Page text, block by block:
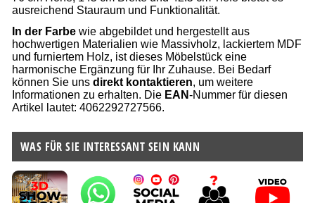
ausreichend Stauraum und Funktionalität.
In der Farbe wie abgebildet und hergestellt aus
hochwertigen Materialien wie Massivholz, lackiertem MDF
und furniertem Holz, ist dieses Möbelstück eine
harmonische Ergänzung für Ihr Zuhause. Bei Bedarf
können Sie uns direkt kontaktieren, um weitere
Informationen zu erhalten. Die EAN-Nummer für diesen
Artikel lautet: 4062292727566.
WAS FÜR SIE INTERESSANT SEIN KANN